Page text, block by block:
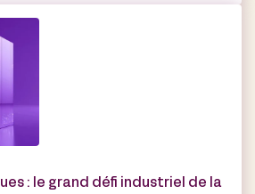
: le grand défi industriel de la